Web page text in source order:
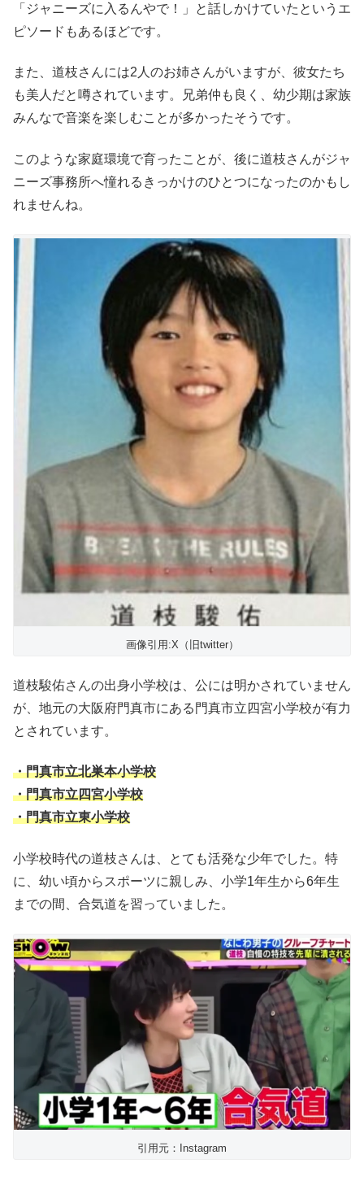
「ジャニーズに入るんやで！」と話しかけていたというエ
ピソードもあるほどです。
また、道枝さんには2人のお姉さんがいますが、彼女たち
も美人だと噂されています。兄弟仲も良く、幼少期は家族
みんなで音楽を楽しむことが多かったそうです。
このような家庭環境で育ったことが、後に道枝さんがジャ
ニーズ事務所へ憧れるきっかけのひとつになったのかもし
れませんね。
画像引用:X（旧twitter）
道枝駿佑さんの出身小学校は、公には明かされていません
が、地元の大阪府門真市にある門真市立四宮小学校が有力
とされています。
・門真市立北巣本小学校
・門真市立四宮小学校
・門真市立東小学校
小学校時代の道枝さんは、とても活発な少年でした。特
に、幼い頃からスポーツに親しみ、小学1年生から6年生
までの間、合気道を習っていました。
引用元：Instagram